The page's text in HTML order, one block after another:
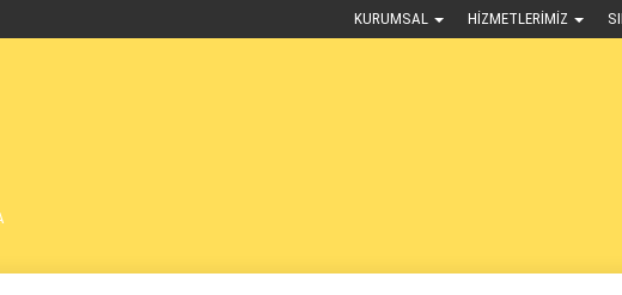
KURUMSAL HIZMETLERIMIZ